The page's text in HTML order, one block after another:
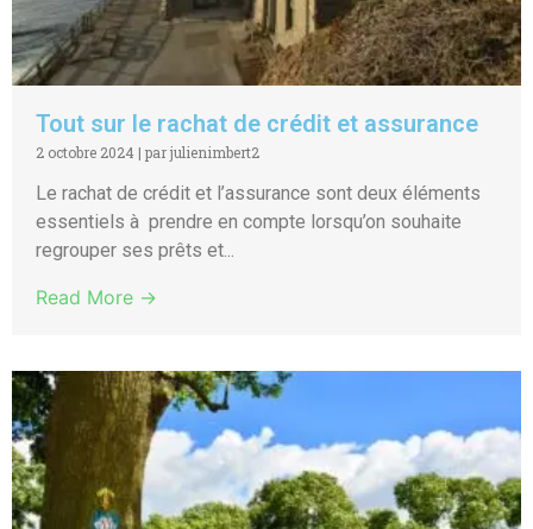
Tout sur le rachat de crédit et assurance
2 octobre 2024 | par julienimbert2
Le rachat de crédit et l’assurance sont deux éléments
essentiels à prendre en compte lorsqu’on souhaite
regrouper ses prêts et...
Read More →